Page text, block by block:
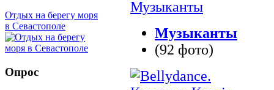
Музыканты
(92 фото)
Отдых на берегу моря
в Севастополе
Опрос